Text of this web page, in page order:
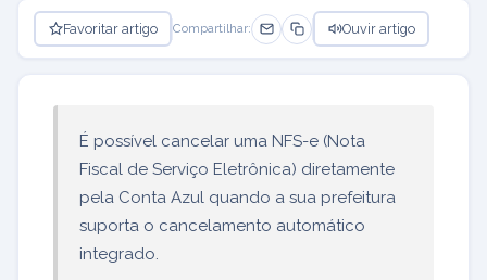
Favoritar artigo Compartilhar: Ouvir artigo
É possível cancelar uma NFS-e (Nota
Fiscal de Serviço Eletrônica) diretamente
pela Conta Azul quando a sua prefeitura
suporta o cancelamento automático
integrado.